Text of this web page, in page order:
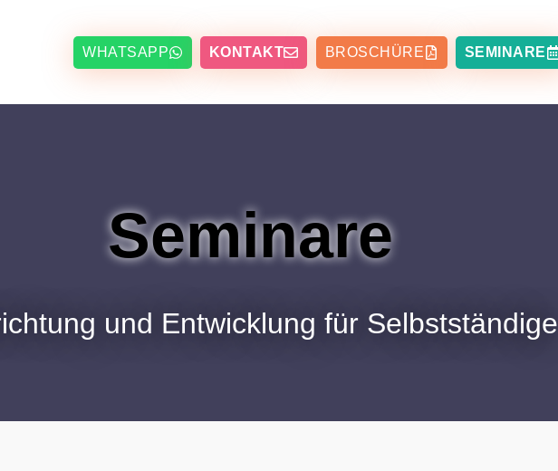
WHATSAPP KONTAKT BROSCHÜRE SEMINARE
Seminare
und Entwicklung für Selbstständige​